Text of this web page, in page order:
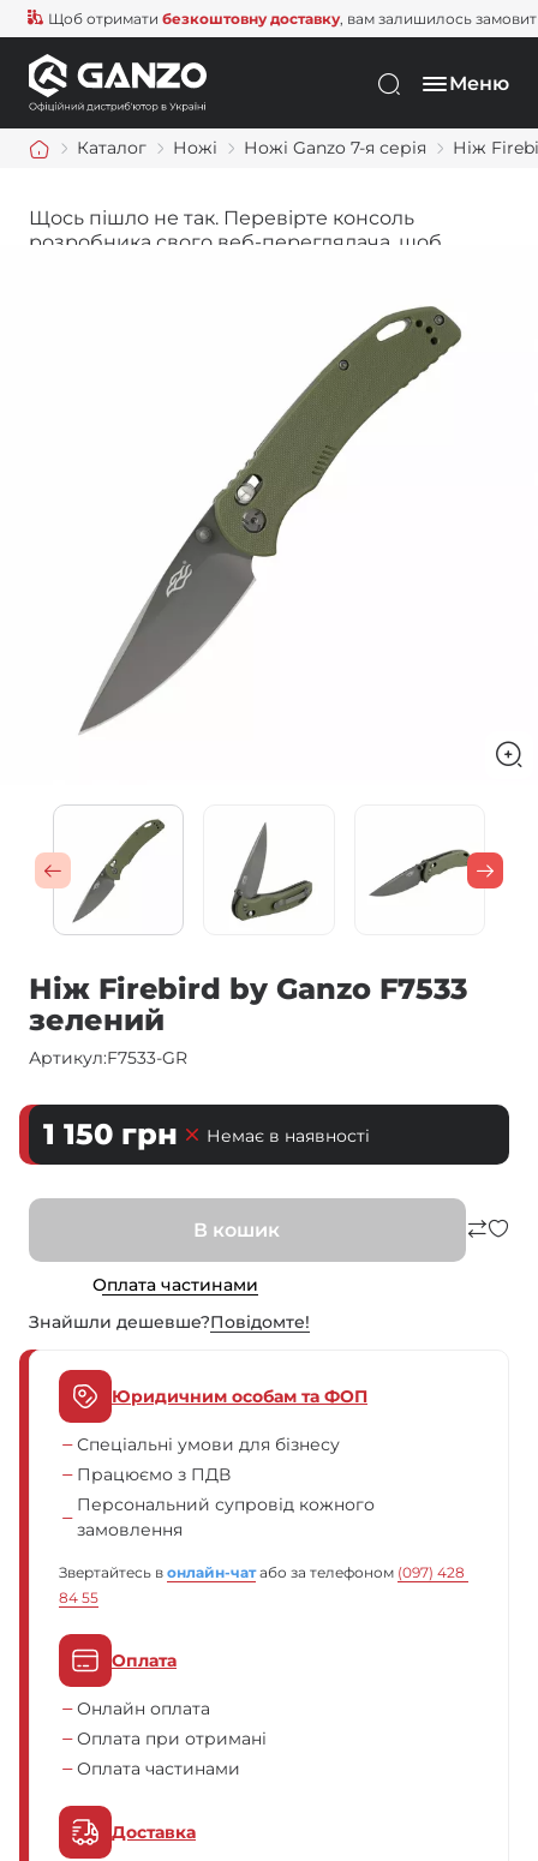
Щоб отриматибезкоштовну доставку, вам залишилось замовити
Меню
Каталог Ножі Ножі Ganzo 7-я серія Ніж
Щось пішло не так. Перевірте консоль
розробника свого веб-переглядача, щоб
Ніж Firebird by Ganzo F7533
зелений
Артикул:F7533-GR
1 150 грн Немає в наявності
В кошик
Оплата частинами
Знайшли дешевше?Повiдомте!
Юридичним особам та ФОП
Спеціальні умови для бізнесу
Працюємо з ПДВ
Персональний супровід кожного
замовлення
Звертайтесь в онлайн-чат або за телефоном (097) 428
84 55
Оплата
Онлайн оплата
Оплата при отримані
Оплата частинами
Доставка